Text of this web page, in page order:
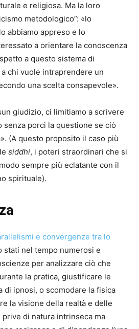
e religiosa. Ma la loro
metodologico”: «lo
abbiamo appreso e lo
a orientare la conoscenza
a questo sistema di
chi vuole intraprendere un
una scelta consapevole».
giudizio, ci limitiamo a scrivere
senza porci la questione se ciò
(A questo proposito il caso più
siddhi, i poteri straordinari che si
sempre più eclatante con il
spirituale).
e convergenze tra lo
stati nel tempo numerosi e
per analizzare ciò che
la pratica, giustificare le
di ipnosi, o scomodare la fisica
la visione della realtà e delle
di natura intrinseca ma